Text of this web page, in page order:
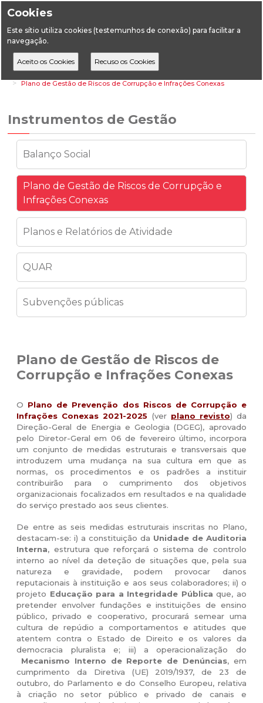
Cookies
Este sítio utiliza cookies (testemunhos de conexão) para facilitar a
navegação.
HomeA DGEG
Instrumentos de Gestão
Plano de Gestão de Riscos de Corrupção e Infrações Conexas
Instrumentos de Gestão
Balanço Social
Plano de Gestão de Riscos de Corrupção e
Infrações Conexas
Planos e Relatórios de Atividade
QUAR
Subvenções públicas
Plano de Gestão de Riscos de
Corrupção e Infrações Conexas
O Plano de Prevenção dos Riscos de Corrupção e
Infrações Conexas 2021-2025 (ver plano revisto) da
Direção-Geral de Energia e Geologia (DGEG), aprovado
pelo Diretor-Geral em 06 de fevereiro último, incorpora
um conjunto de medidas estruturais e transversais que
introduzem uma mudança na sua cultura em que as
normas, os procedimentos e os padrões a instituir
contribuirão para o cumprimento dos objetivos
organizacionais focalizados em resultados e na qualidade
do serviço prestado aos seus clientes.
De entre as seis medidas estruturais inscritas no Plano,
destacam-se: i) a constituição da Unidade de Auditoria
Interna, estrutura que reforçará o sistema de controlo
interno ao nível da deteção de situações que, pela sua
natureza e gravidade, podem provocar danos
reputacionais à instituição e aos seus colaboradores; ii) o
projeto Educação para a Integridade Pública que, ao
pretender envolver fundações e instituições de ensino
público, privado e cooperativo, procurará semear uma
cultura de repúdio a comportamentos e atitudes que
atentem contra o Estado de Direito e os valores da
democracia pluralista e; iii) a operacionalização do
Mecanismo Interno de Reporte de Denúncias, em
cumprimento da Diretiva (UE) 2019/1937, de 23 de
outubro, do Parlamento e do Conselho Europeu, relativa
à criação no setor público e privado de canais e